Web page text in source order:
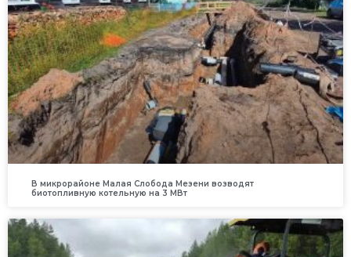
В микрорайоне Малая Слобода Мезени возводят
биотопливную котельную на 3 МВт